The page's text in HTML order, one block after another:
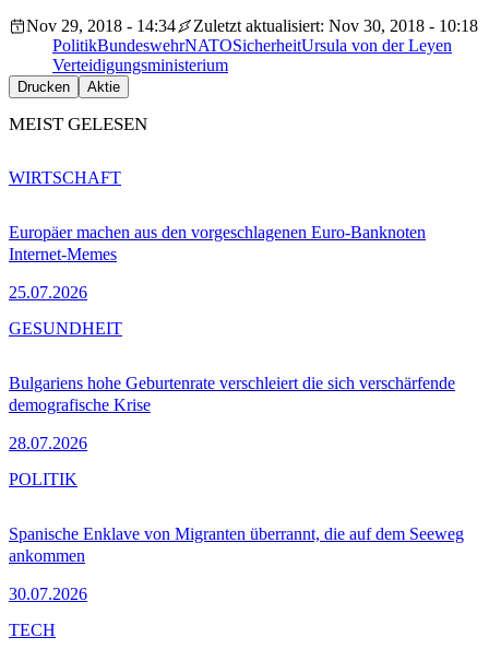
Nov 29, 2018 - 14:34
Zuletzt aktualisiert: Nov 30, 2018 - 10:18
PolitikBundeswehrNATOSicherheitUrsula von der Leyen
Verteidigungsministerium
Drucken Aktie
MEIST GELESEN
Europäer machen aus den vorgeschlagenen Euro-Banknoten
Internet-Memes
25.07.2026
WIRTSCHAFT
Bulgariens hohe Geburtenrate verschleiert die sich verschärfende
demografische Krise
28.07.2026
GESUNDHEIT
Spanische Enklave von Migranten überrannt, die auf dem Seeweg
ankommen
30.07.2026
POLITIK
TECH